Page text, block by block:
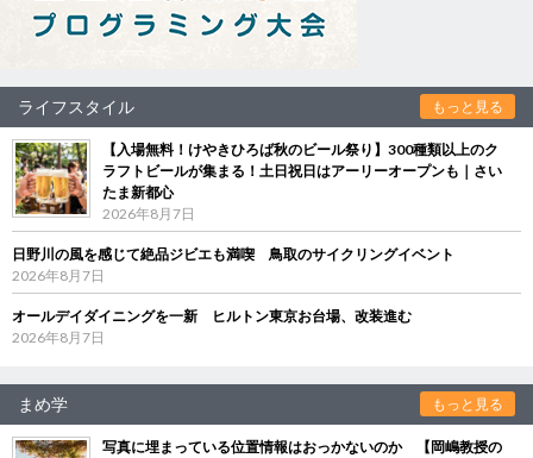
ライフスタイル もっと見る
【入場無料！けやきひろば秋のビール祭り】300種類以上のク
ラフトビールが集まる！土日祝日はアーリーオープンも｜さい
たま新都心
2026年8月7日
日野川の風を感じて絶品ジビエも満喫 鳥取のサイクリングイベント
2026年8月7日
オールデイダイニングを一新 ヒルトン東京お台場、改装進む
2026年8月7日
まめ学 もっと見る
写真に埋まっている位置情報はおっかないのか 【岡嶋教授の